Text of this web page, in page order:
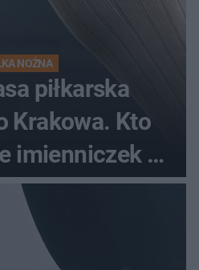
NOŻNA
piłkarska
Krakowa. Kto
imienniczek na
stadionie